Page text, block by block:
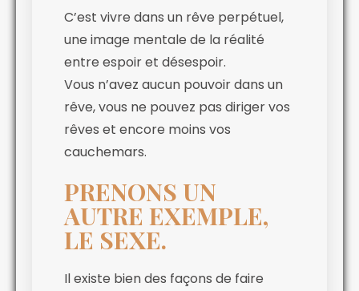
C’est vivre dans un rêve perpétuel,
une image mentale de la réalité
entre espoir et désespoir.
Vous n’avez aucun pouvoir dans un
rêve, vous ne pouvez pas diriger vos
rêves et encore moins vos
cauchemars.
PRENONS UN
AUTRE EXEMPLE,
LE SEXE.
Il existe bien des façons de faire